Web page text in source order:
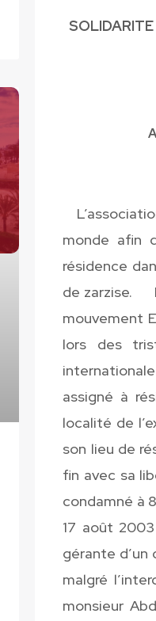
monde afin
résidence
de zarzise.
mouvement
lors des
assigné à
localité de
son lieu de
fin avec sa
condamné à
17 août
gérante
malgré
monsieur